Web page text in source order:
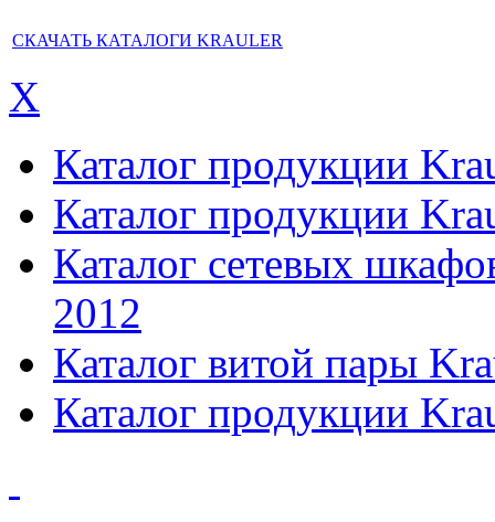
СКАЧАТЬ КАТАЛОГИ KRAULER
X
Каталог продукции
Каталог продукции
Каталог сетевых
2012
Каталог витой пары
Каталог продукции